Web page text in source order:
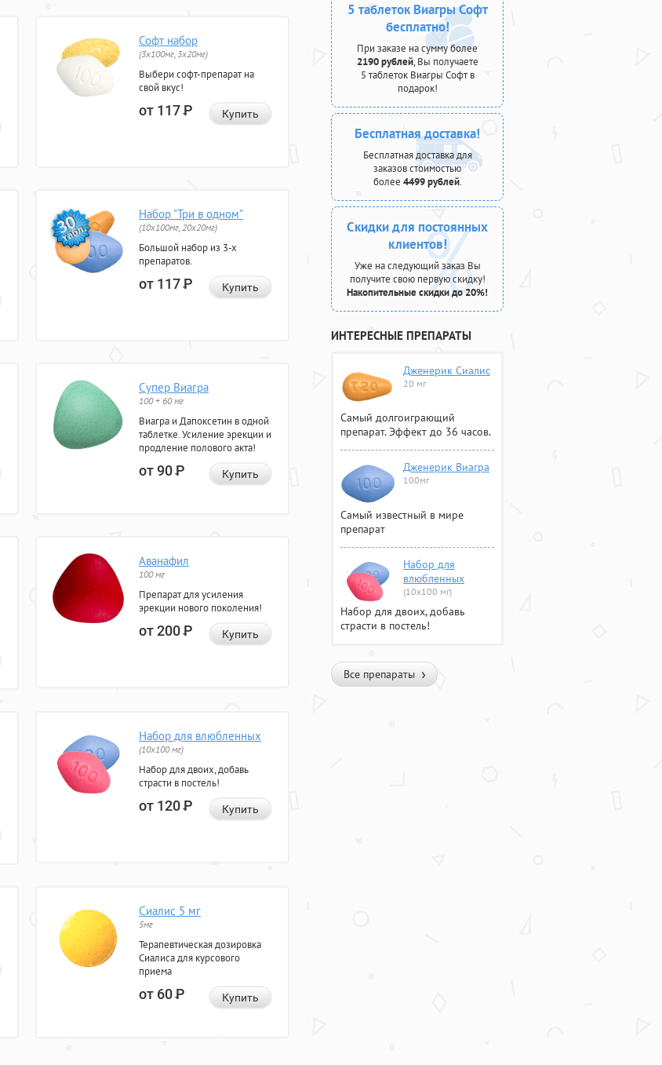
Софт набор
(3x100мг, 3x20мг)
Выбери софт-препарат на
свой вкус!
от 117Р Купить
Набор "Три в одном"
(10x100мг, 20x20мг)
Большой набор из 3-х
препаратов.
от 117Р Купить
Супер Виагра
100 + 60 мг
Виагра и Дапоксетин в одной
таблетке. Усиление эрекции и
продление полового акта!
от 90Р Купить
Аванафил
100 мг
Препарат для усиления
эрекции нового поколения!
от 200Р Купить
Набор для влюбленных
(10х100 мг)
Набор для двоих, добавь
страсти в постель!
от 120Р Купить
Сиалис 5 мг
5мг
Терапевтическая дозировка
Сиалиса для курсового
приема
от 60Р Купить
5 таблеток Виагры Софт
бесплатно!
При заказе на сумму более
2190 рублей, Вы получаете
5 таблеток Виагры Софт в
подарок!
Бесплатная доставка!
Бесплатная доставка для
заказов стоимостью
более 4499 рублей.
Скидки для постоянных
клиентов!
Уже на следующий заказ Вы
получите свою первую скидку!
Накопительные скидки до 20%!
ИНТЕРЕСНЫЕ ПРЕПАРАТЫ
Дженерик Сиалис
20 мг
Самый долгоиграющий
препарат. Эффект до 36 часов.
Дженерик Виагра
100мг
Самый известный в мире
препарат
Набор для
влюбленных
(10х100 мг)
Набор для двоих, добавь
страсти в постель!
Все препараты